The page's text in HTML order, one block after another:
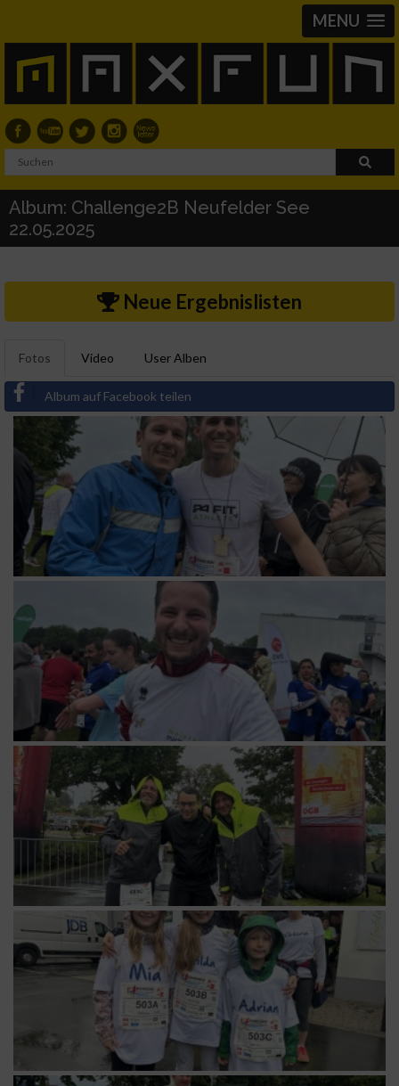
MENU
Album: Challenge2B Neufelder See
22.05.2025
Neue Ergebnislisten
Fotos Video User Alben
Album auf Facebook teilen